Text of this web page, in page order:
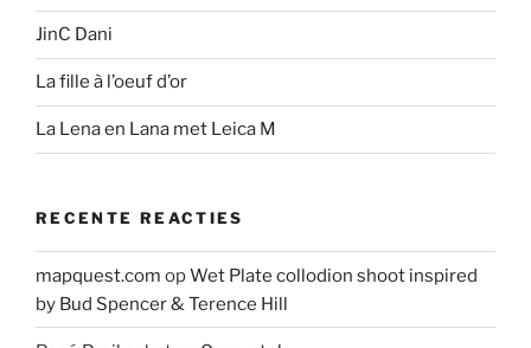
JinC Dani
La fille à l’oeuf d’or
La Lena en Lana met Leica M
RECENTE REACTIES
mapquest.com opWet Plate collodion shoot inspired
by Bud Spencer & Terence Hill